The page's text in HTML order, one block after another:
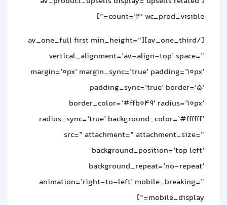
count=’4′ wc_prod_visible=”]
[/av_one_third][av_one_full first min_height=”
vertical_alignment=’av-align-top’ space=”
margin=’0px’ margin_sync=’true’ padding=’10px’
padding_sync=’true’ border=’5′
border_color=’#ffb049′ radius=’10px’
radius_sync=’true’ background_color=’#ffffff’
src=” attachment=” attachment_size=”
background_position=’top left’
background_repeat=’no-repeat’
animation=’right-to-left’ mobile_breaking=”
mobile_display=”]